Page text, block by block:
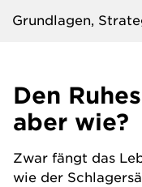
Grundlagen,
Den
aber wie?
Zwar fängt das
wie der